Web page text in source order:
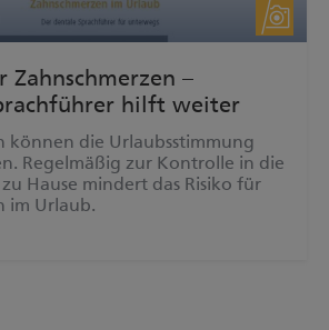
Zahnschmerzen –
hilft weiter
können die Urlaubsstimmung
Regelmäßig zur Kontrolle in die
Hause mindert das Risiko für
im Urlaub.